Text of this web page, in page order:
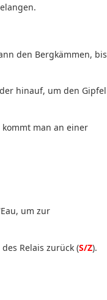
den Bergkämmen, bis
hinauf, um den Gipfel
man an einer
um zur
Relais zurück (S/Z).